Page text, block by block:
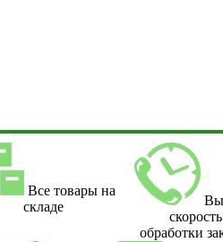
Все товары на
складе
скорость
обработки